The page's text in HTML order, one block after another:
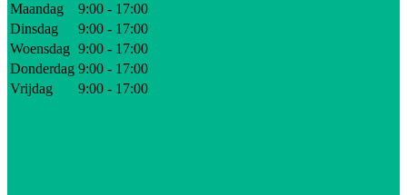
Maandag
9:00 - 17:00
Dinsdag
9:00 - 17:00
Woensdag 9:00 - 17:00
Donderdag 9:00 - 17:00
Vrijdag
9:00 - 17:00